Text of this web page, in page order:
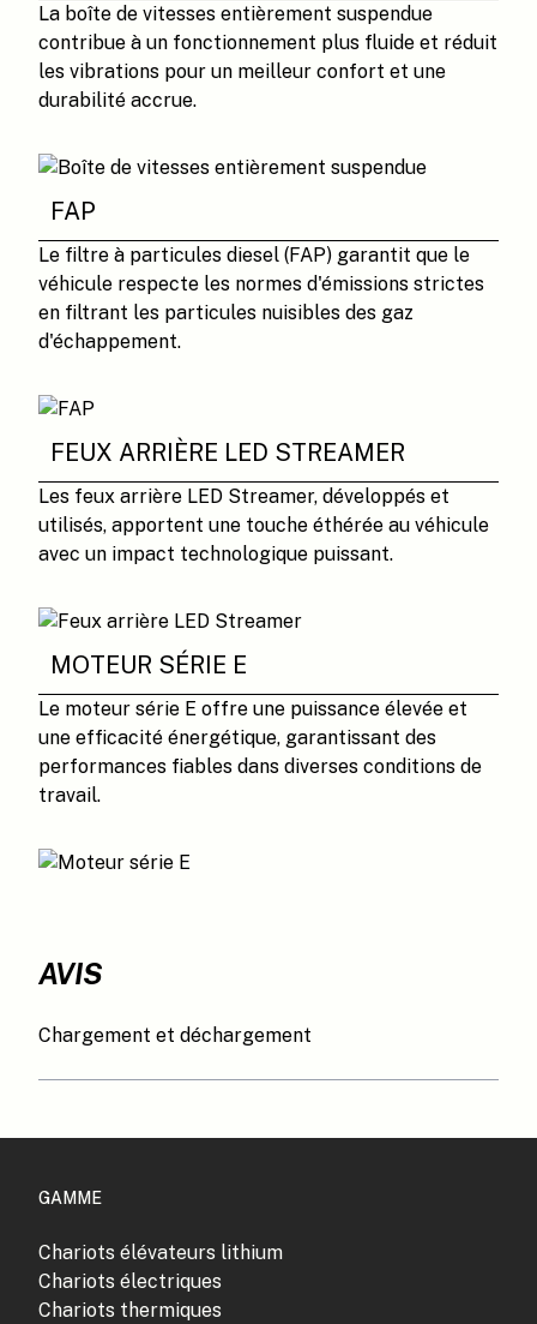
La boîte de vitesses entièrement suspendue
contribue à un fonctionnement plus fluide et réduit
les vibrations pour un meilleur confort et une
durabilité accrue.
FAP
Le filtre à particules diesel (FAP) garantit que le
véhicule respecte les normes d'émissions strictes
en filtrant les particules nuisibles des gaz
d'échappement.
FEUX ARRIÈRE LED STREAMER
Les feux arrière LED Streamer, développés et
utilisés, apportent une touche éthérée au véhicule
avec un impact technologique puissant.
MOTEUR SÉRIE E
Le moteur série E offre une puissance élevée et
une efficacité énergétique, garantissant des
performances fiables dans diverses conditions de
travail.
AVIS
Chargement et déchargement
GAMME
Chariots élévateurs lithium
Chariots électriques
Chariots thermiques